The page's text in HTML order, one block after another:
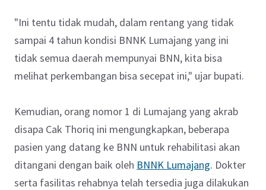
"Ini tentu tidak mudah, dalam rentang yang tidak
sampai 4 tahun kondisi BNNK Lumajang yang ini
tidak semua daerah mempunyai BNN, kita bisa
melihat perkembangan bisa secepat ini," ujar bupati.
Kemudian, orang nomor 1 di Lumajang yang akrab
disapa Cak Thoriq ini mengungkapkan, beberapa
pasien yang datang ke BNN untuk rehabilitasi akan
ditangani dengan baik oleh BNNK Lumajang. Dokter
serta fasilitas rehabnya telah tersedia juga dilakukan